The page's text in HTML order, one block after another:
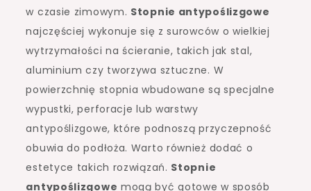
w czasie zimowym. Stopnie antypoślizgowe
najczęściej wykonuje się z surowców o wielkiej
wytrzymałości na ścieranie, takich jak stal,
aluminium czy tworzywa sztuczne. W
powierzchnię stopnia wbudowane są specjalne
wypustki, perforacje lub warstwy
antypoślizgowe, które podnoszą przyczepność
obuwia do podłoża. Warto również dodać o
estetyce takich rozwiązań. Stopnie
antypoślizgowe mogą być gotowe w sposób